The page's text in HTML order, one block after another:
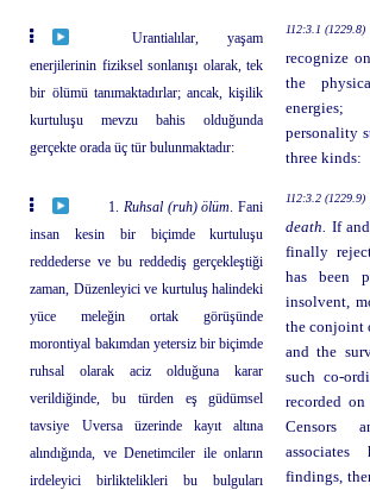
Urantialılar, yaşam
enerjilerinin fiziksel sonlanışı olarak, tek
bir ölümü tanımaktadırlar; ancak, kişilik
kurtuluşu mevzu bahis olduğunda
gerçekte orada üç tür bulunmaktadır:
112:3.1 (1229.8)
recognize
the
personality
three kinds:
1. Ruhsal (ruh) ölüm . Fani
insan kesin bir biçimde kurtuluşu
reddederse ve bu reddediş gerçekleştiği
zaman, Düzenleyici ve kurtuluş halindeki
yüce meleğin ortak görüşünde
morontiyal bakımdan yetersiz bir biçimde
ruhsal olarak aciz olduğuna karar
verildiğinde, bu türden eş güdümsel
tavsiye Uversa üzerinde kayıt altına
alındığında, ve Denetimciler ile onların
irdeleyici birliktelikleri bu bulguları
112:3.2 (1229.9)
death.
If
finally
has been
insolvent,
the conjoint
and the
such co-
recorded
Censors
findings,